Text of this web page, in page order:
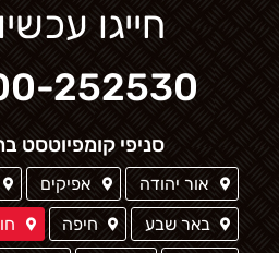
חייגו
252530
סניפי קומפיוטסט
אור יהודה אפיקים
באר שבע
חיפה